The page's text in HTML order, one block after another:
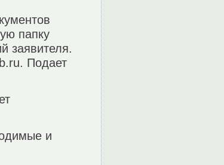
папку
заявителя.
Подает
и